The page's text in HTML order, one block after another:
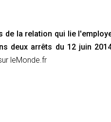
de la relation qui lie
deux arrêts du 12 juin
leMonde.fr